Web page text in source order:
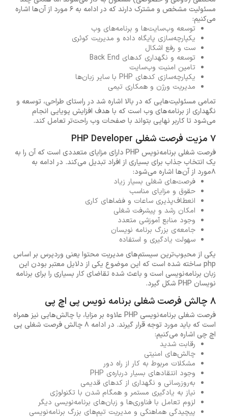
مسئولیت مشخص و مشترک دارند که در ادامه به 6 مورد از آن‌ها اشاره
می‌کنیم:
توسعه وب‌سایت‌ها و برنامه‌های وب
یکپارچه‌سازی پایگاه داده و مدیریت کوئری
ست و رفع اشکال
توسعه و نگهداری کدهای Back End
تامین امنیت وب‌سایت
یکپارچه‌سازی کدهای PHP با سایر زبان‌ها
مدیریت ورژن و همکاری تیمی
تمامی مسئولیت‌هایی که در بالا اشاره شد در راستای طراحی، توسعه و
نگهداری از برنامه‌های وب است که با هدف افزایش پویایی انجام
می‌شود تا کاربر نهایی بتواند با صفحات وب راحت‌تر تعامل کند.
7 مزیت فرصت شغلی PHP Developer
فرصت شغلی برنامه‌نویس PHP دارای مزایای متعددی است که آن را به
یک انتخاب جذاب برای بسیاری از افراد تبدیل می‌کند. در ادامه به
8مورد از آن‌ها اشاره می‌شود:
فرصت‌های شغلی بسیار زیاد
حقوق و مزایای مناسب
انعطاف‌پذیری ساعات و فضاهای کاری
امکان رشد و پیشرفت شغلی
وجود منابع آموزشی متعدد
جامعه‌ی بزرگ برنامه نویسان
سهولت یادگیری و استفاده
یکی از محبوب‌ترین سیستم‌های مدیریت محتوا یعنی وردپرس بر اساس
php ساخته شده است که این موضوع یکی از دلایل معتبر بودن این
زبان برنامه‌نویسی است و باعث شده تقاضای کار بسیاری را برای برنامه
نویسان PHP شکل گیرد.
8 چالش فرصت شغلی برنامه نویس پی اچ پی
فرصت شغلی برنامه‌نویسی PHP علاوه بر مزایا، با چالش‌هایی نیز همراه
است که باید مورد توجه قرار گیرند. در ادامه 8 چالش فرصت شغلی پی
اچ چی اشاره می‌کنیم:
رقابت شدید
چالش‌های امنیتی
مشکلات مربوط به کار از راه دور
وجود انتقادهای بسیار درباره‌ی PHP
به‌روزرسانی و نگهداری از کدهای قدیمی
نیاز به یادگیری مستمر و همگام شدن با تکنولوژی
لزوم تعامل با فناوری‌ها و زبان‌های برنامه‌نویسی دیگر
پیچیدگی هماهنگی و مدیریت تیم‌های بزرگ برنامه‌نویسی